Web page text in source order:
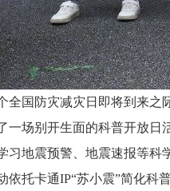
全国防灾减灾日即将到来之
一场别开生面的科普开放日
习地震预警、地震速报等
依托卡通IP“苏小震”简化科